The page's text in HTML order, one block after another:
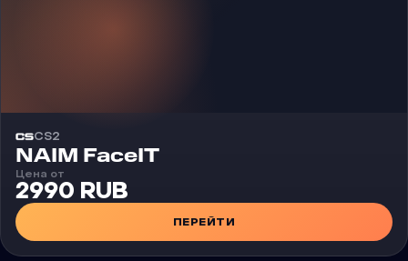
CS2
Чит
NAIM FaceIT
Цена от
2990 RUB
ПЕРЕЙТИ